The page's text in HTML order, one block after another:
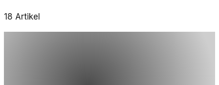
18 Artikel